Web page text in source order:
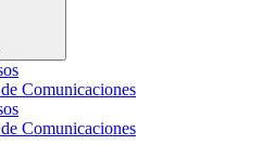
Comunicaciones
Comunicaciones